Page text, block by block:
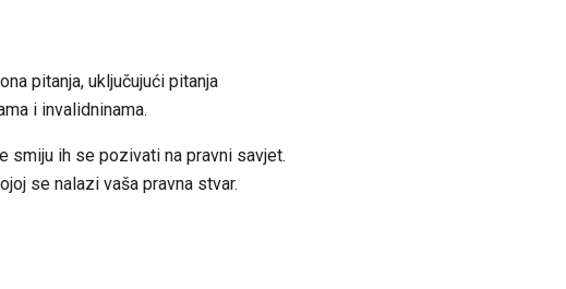
pitanja, uključujući pitanja
i invalidninama.
smiju ih se pozivati ​​na pravni savjet.
se nalazi vaša pravna stvar.